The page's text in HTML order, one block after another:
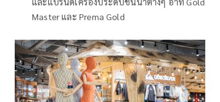
Master และ Prema Gold